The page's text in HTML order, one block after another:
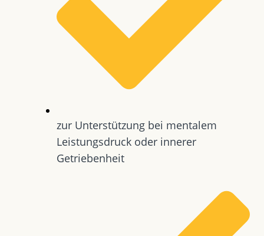
zur Unterstützung bei mentalem
Leistungsdruck oder innerer
Getriebenheit